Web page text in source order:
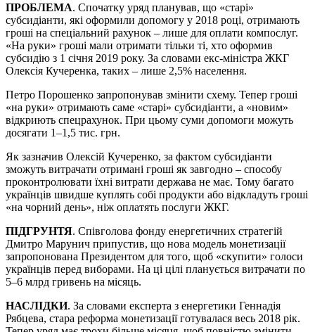
ПРОБЛЕМА. Спочатку уряд планував, що «старі»
субсидіанти, які оформили допомогу у 2018 році, отримають
гроші на спеціальний рахунок – лише для оплати компослуг.
«На руки» гроші мали отримати тільки ті, хто оформив
субсидію з 1 січня 2019 року. За словами екс-міністра ЖКГ
Олексія Кучеренка, таких – лише 2,5% населення.
Петро Порошенко запропонував змінити схему. Тепер гроші
«на руки» отримають саме «старі» субсидіанти, а «новим»
відкриють спецрахунок. При цьому суми допомоги можуть
досягати 1–1,5 тис. грн.
Як зазначив Олексій Кучеренко, за фактом субсидіанти
зможуть витрачати отримані гроші як завгодно – способу
проконтролювати їхні витрати держава не має. Тому багато
українців швидше куплять собі продукти або відкладуть гроші
«на чорний день», ніж оплатять послуги ЖКГ.
ПІДГРУНТЯ. Співголова фонду енергетичних стратегій
Дмитро Марунич припустив, що нова модель монетизації
запропонована Президентом для того, щоб «скупити» голоси
українців перед виборами. На ці цілі планується витрачати по
5–6 млрд гривень на місяць.
НАСЛІДКИ. За словами експерта з енергетики Геннадія
Рябцева, стара реформа монетизації готувалася весь 2018 рік.